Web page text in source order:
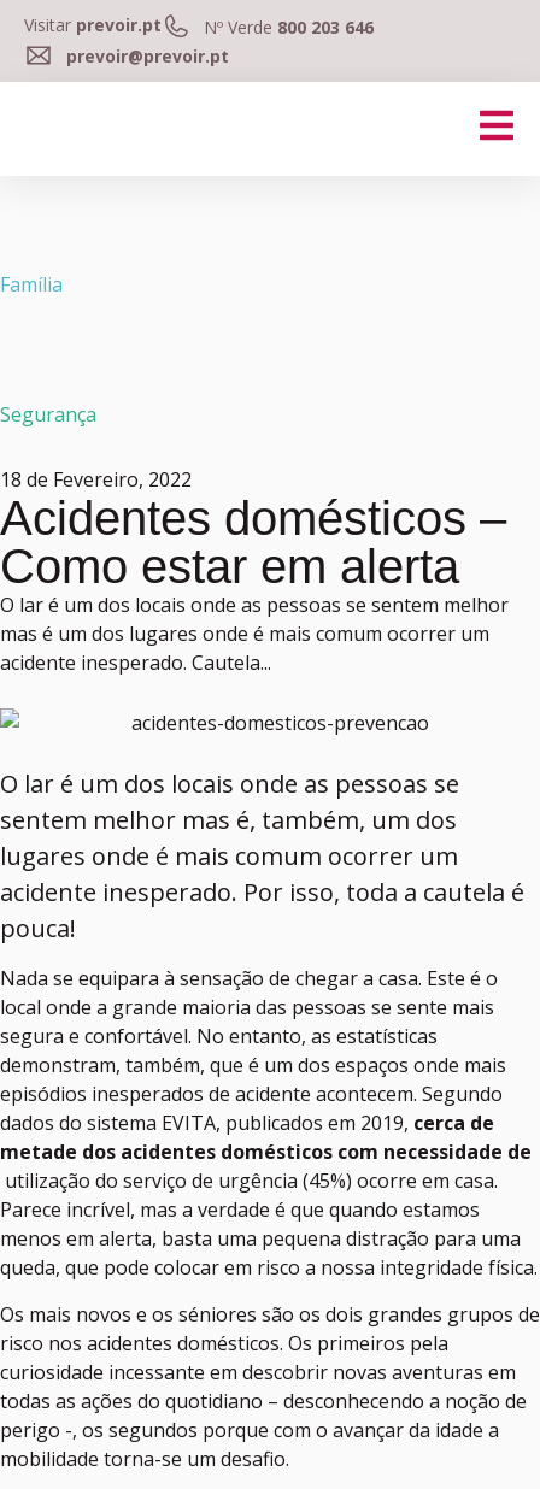
Visitar prevoir.pt Nº Verde 800 203 646
prevoir@prevoir.pt
Família
Segurança
18 de Fevereiro, 2022
Acidentes domésticos –
Como estar em alerta
O lar é um dos locais onde as pessoas se sentem melhor
mas é um dos lugares onde é mais comum ocorrer um
acidente inesperado. Cautela...
O lar é um dos locais onde as pessoas se
sentem melhor mas é, também, um dos
lugares onde é mais comum ocorrer um
acidente inesperado. Por isso, toda a cautela é
pouca!
Nada se equipara à sensação de chegar a casa. Este é o
local onde a grande maioria das pessoas se sente mais
segura e confortável. No entanto, as estatísticas
demonstram, também, que é um dos espaços onde mais
episódios inesperados de acidente acontecem. Segundo
dados do sistema EVITA, publicados em 2019, cerca de
metade dos acidentes domésticos com necessidade de
utilização do serviço de urgência (45%) ocorre em casa.
Parece incrível, mas a verdade é que quando estamos
menos em alerta, basta uma pequena distração para uma
queda, que pode colocar em risco a nossa integridade física.
Os mais novos e os séniores são os dois grandes grupos de
risco nos acidentes domésticos. Os primeiros pela
curiosidade incessante em descobrir novas aventuras em
todas as ações do quotidiano – desconhecendo a noção de
perigo -, os segundos porque com o avançar da idade a
mobilidade torna-se um desafio.